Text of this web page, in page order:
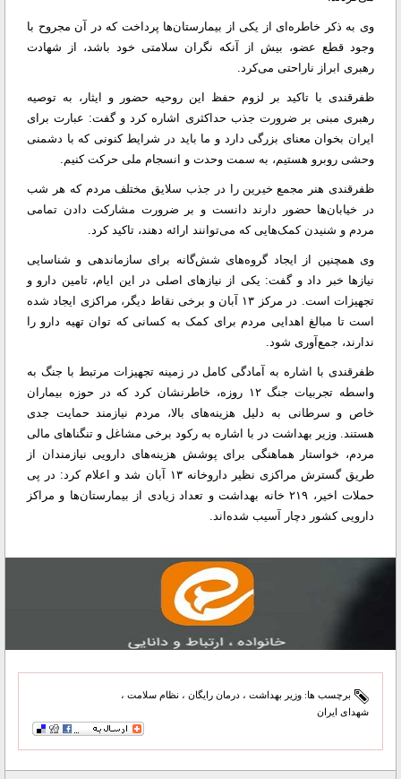
وی به ذکر خاطره‌ای از یکی از بیمارستان‌ها پرداخت که در آن مجروح با
وجود قطع عضو، بیش از آنکه نگران سلامتی خود باشد، از شهادت
رهبری ابراز ناراحتی می‌کرد.
ظفرقندی با تاکید بر لزوم حفظ این روحیه حضور و ایثار، به توصیه
رهبری مبنی بر ضرورت جذب حداکثری اشاره کرد و گفت: عبارت برای
ایران بخوان معنای بزرگی دارد و ما باید در شرایط کنونی که با دشمنی
وحشی روبرو هستیم، به سمت وحدت و انسجام ملی حرکت کنیم.
ظفرقندی هنر مجمع خیرین را در جذب سلایق مختلف مردم که هر شب
در خیابان‌ها حضور دارند دانست و بر ضرورت مشارکت دادن تمامی
مردم و شنیدن کمک‌هایی که می‌توانند ارائه دهند، تاکید کرد.
وی همچنین از ایجاد گروه‌های شش‌گانه برای سازماندهی و شناسایی
نیازها خبر داد و گفت: یکی از نیازهای اصلی در این ایام، تامین دارو و
تجهیزات است. در مرکز ۱۳ آبان و برخی نقاط دیگر، مراکزی ایجاد شده
است تا مبالغ اهدایی مردم برای کمک به کسانی که توان تهیه دارو را
ندارند، جمع‌آوری شود.
ظفرقندی با اشاره به آمادگی کامل در زمینه تجهیزات مرتبط با جنگ به
واسطه تجربیات جنگ ۱۲ روزه، خاطرنشان کرد که در حوزه بیماران
خاص و سرطانی به دلیل هزینه‌های بالا، مردم نیازمند حمایت جدی
هستند. وزیر بهداشت در با اشاره به رکود برخی مشاغل و تنگناهای مالی
مردم، خواستار هماهنگی برای پوشش هزینه‌های دارویی نیازمندان از
طریق گسترش مراکزی نظیر داروخانه ۱۳ آبان شد و اعلام کرد: در پی
حملات اخیر، ۲۱۹ خانه بهداشت و تعداد زیادی از بیمارستان‌ها و مراکز
دارویی کشور دچار آسیب شده‌اند.
برچسب ها: وزیر بهداشت ، درمان رایگان ، نظام سلامت ،
شهدای ایران